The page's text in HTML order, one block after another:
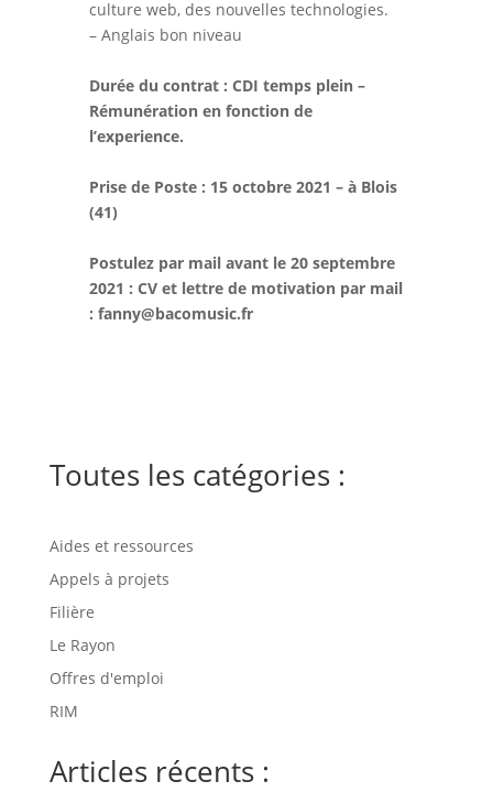
culture web, des nouvelles technologies.
– Anglais bon niveau
Durée du contrat : CDI temps plein –
Rémunération en fonction de
l’experience.
Prise de Poste : 15 octobre 2021 – à Blois
(41)
Postulez par mail avant le 20 septembre
2021 : CV et lettre de motivation par mail
: fanny@bacomusic.fr
Toutes les catégories :
Aides et ressources
Appels à projets
Filière
Le Rayon
Offres d'emploi
RIM
Articles récents :